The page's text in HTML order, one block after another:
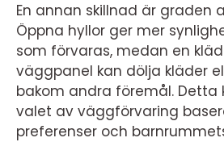
En annan skillnad är graden
Öppna hyllor ger mer
som förvaras, medan en
väggpanel kan dölja kläder
bakom andra föremål. Detta
valet av väggförvaring
preferenser och